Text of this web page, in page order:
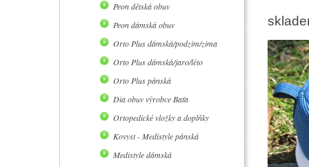
Peon dětská obuv
Peon dámská obuv
Orto Plus dámská/podzim/zima
Orto Plus dámská/jaro/léto
Orto Plus pánská
Dia obuv výrobce Baťa
Ortopedické vložky a doplňky
Kovyst - Medistyle pánská
Medistyle dámská